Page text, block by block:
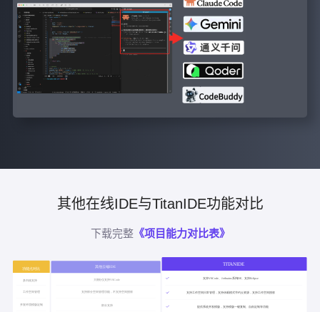
其他在线IDE与TitanIDE功能对比
下载完整《项目能力对比表》